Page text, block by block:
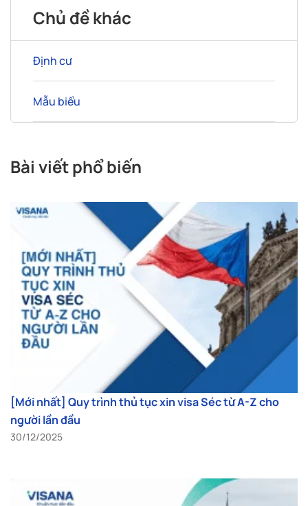
Chủ đề khác
Định cư
Mẫu biểu
Bài viết phổ biến
[Mới nhất] Quy trình thủ tục xin visa Séc từ A-Z cho
người lần đầu
30/12/2025